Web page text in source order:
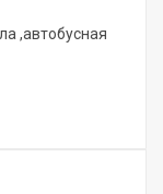
,автобусная